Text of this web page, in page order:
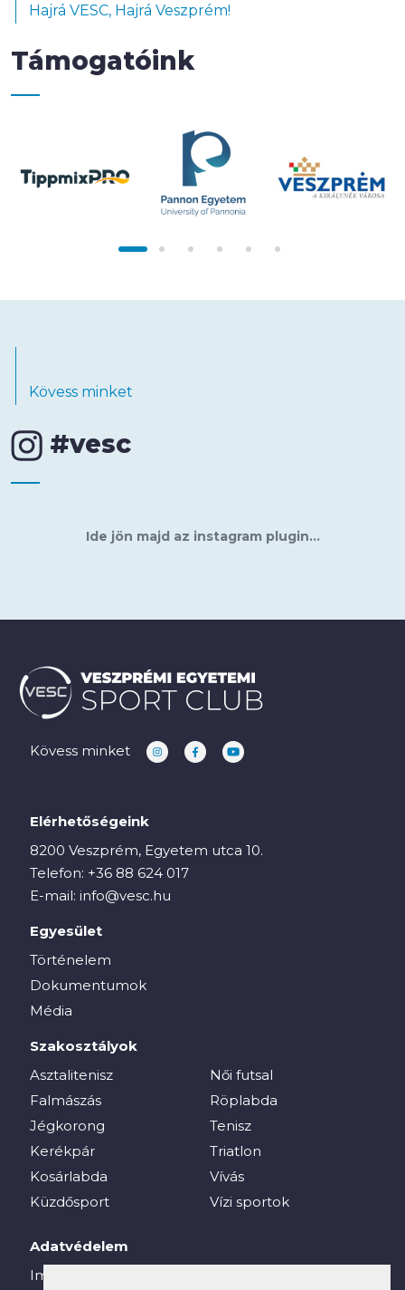
Hajrá VESC, Hajrá Veszprém!
Támogatóink
Kövess minket
#vesc
Ide jön majd az instagram plugin...
Kövess minket
Elérhetőségeink
8200 Veszprém, Egyetem utca 10.
Telefon: +36 88 624 017
E-mail: info@vesc.hu
Egyesület
Történelem
Dokumentumok
Média
Szakosztályok
Asztalitenisz
Falmászás
Jégkorong
Kerékpár
Kosárlabda
Küzdősport
Női futsal
Röplabda
Tenisz
Triatlon
Vívás
Vízi sportok
Adatvédelem
Impresszum